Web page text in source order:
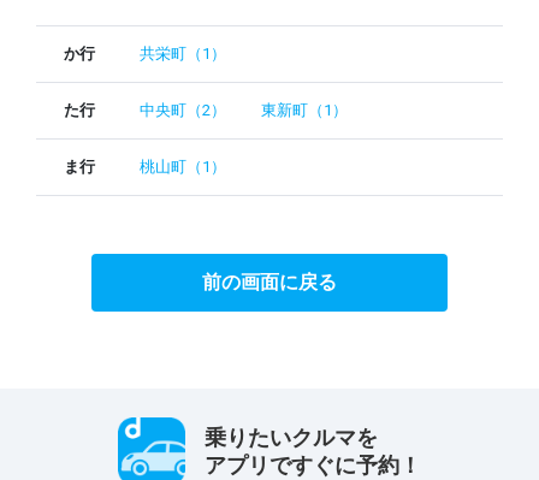
か行 共栄町（1）
た行 中央町（2） 東新町（1）
ま行 桃山町（1）
前の画面に戻る
乗りたいクルマを
アプリですぐに予約！